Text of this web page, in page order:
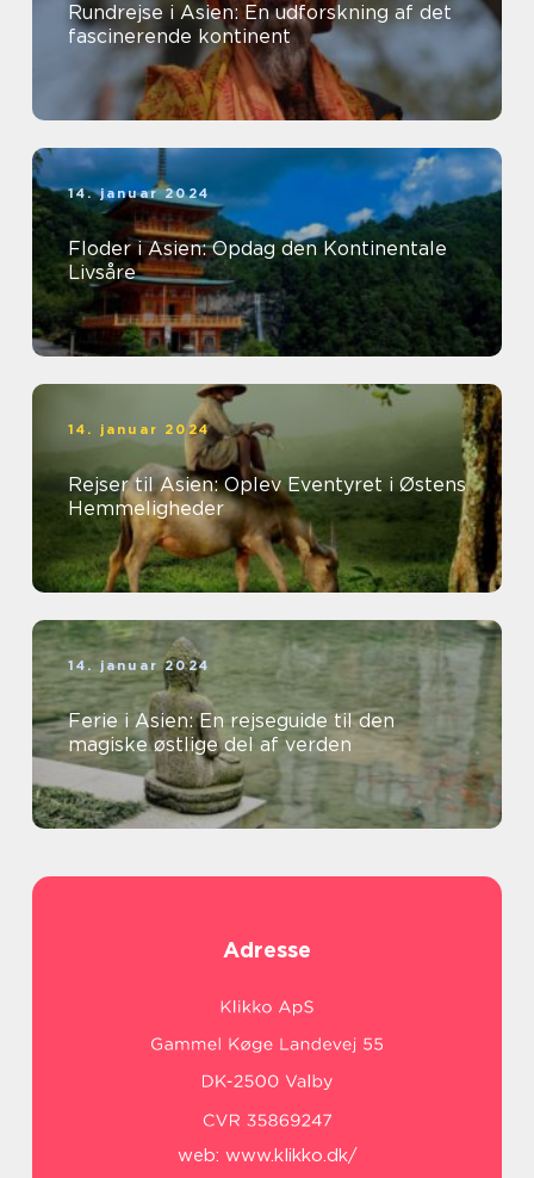
Rundrejse i Asien: En udforskning af det
fascinerende kontinent
14. januar 2024
Floder i Asien: Opdag den Kontinentale
Livsåre
14. januar 2024
Rejser til Asien: Oplev Eventyret i Østens
Hemmeligheder
14. januar 2024
Ferie i Asien: En rejseguide til den
magiske østlige del af verden
Adresse
web: www.klikko.dk/